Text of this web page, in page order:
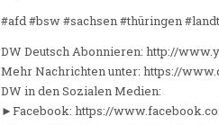
#afd #bsw #sachsen #thüringen
DW Deutsch Abonnieren: http://
Mehr Nachrichten unter: https://
DW in den Sozialen Medien:
►Facebook: https://